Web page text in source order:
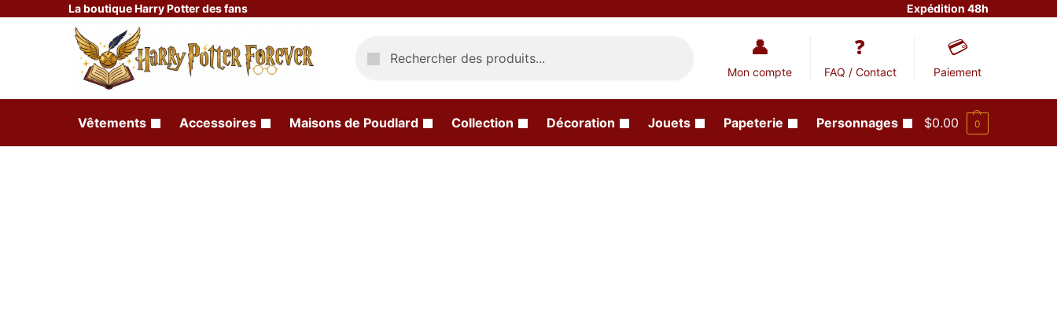
La boutique Harry Potter des fans Expédition 48h
Mon compte FAQ / Contact Paiement
Vêtements Accessoires Maisons de Poudlard Collection Décoration Jouets Papeterie Personnages $0.00 0